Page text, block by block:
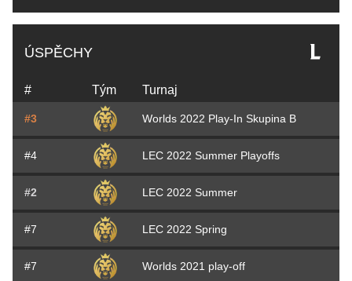
ÚSPĚCHY
# Tým Turnaj
#3 Worlds 2022 Play-In Skupina B
#4 LEC 2022 Summer Playoffs
#2 LEC 2022 Summer
#7 LEC 2022 Spring
#7 Worlds 2021 play-off